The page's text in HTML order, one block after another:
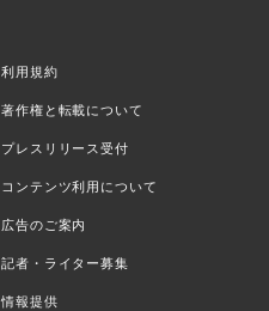
利用規約
著作権と転載について
プレスリリース受付
コンテンツ利用について
広告のご案内
記者・ライター募集
情報提供